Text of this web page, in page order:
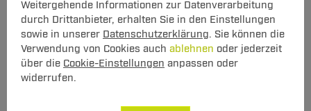
Weitergehende Informationen zur Datenverarbeitung
durch Drittanbieter, erhalten Sie in den Einstellungen
sowie in unserer Datenschutzerklärung. Sie können die
Verwendung von Cookies auch ablehnen oder jederzeit
über die Cookie-Einstellungen anpassen oder
widerrufen.
Heck-Fahrradträger Stand Up 2
für Hyundai Matrix Typ FC
(08.2001 - jetzt)